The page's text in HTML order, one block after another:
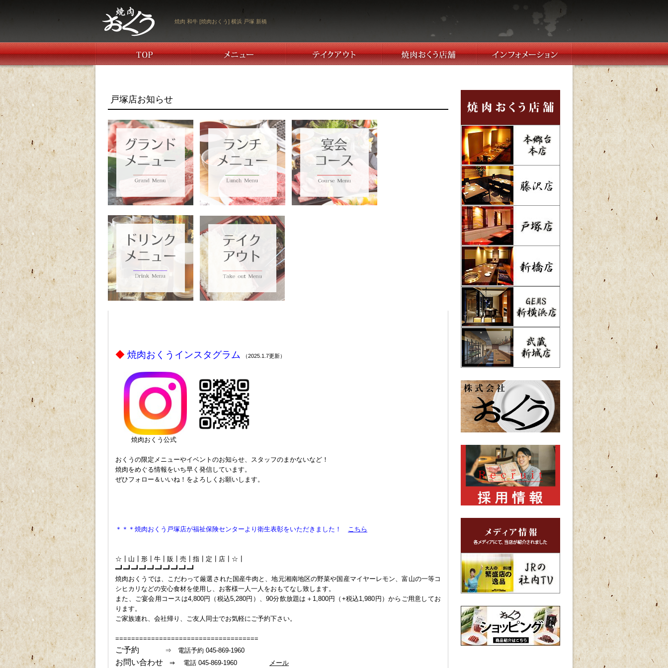
焼肉 和牛 [焼肉おくう] 横浜 戸塚 新橋
戸塚店お知らせ
◆ 焼肉おくうインスタグラム （2025.1.7更新）
焼肉おくう公式
おくうの限定メニューやイベントのお知らせ、スタッフのまかないなど！
焼肉をめぐる情報をいち早く発信しています。
ぜひフォロー＆いいね！をよろしくお願いします。
＊＊＊焼肉おくう戸塚店が福祉保険センターより衛生表彰をいただきました！ こちら
☆┃山┃形┃牛┃販┃売┃指┃定┃店┃☆┃
━┛━┛━┛━┛━┛━┛━┛━┛━┛━┛
焼肉おくうでは、こだわって厳選された国産牛肉と、地元湘南地区の野菜や国産マイヤーレモン、富山の一等コ
シヒカリなどの安心食材を使用し、お客様一人一人をおもてなし致します。
また、ご宴会用コースは4,800円（税込5,280円）、90分飲放題は＋1,800円（+税込1,980円）からご用意してお
ります。
ご家族連れ、会社帰り、ご友人同士でお気軽にご予約下さい。
====================================
ご予約 ⇒ 電話予約 045-869-1960
お問い合わせ ⇒ 電話 045-869-1960 メール